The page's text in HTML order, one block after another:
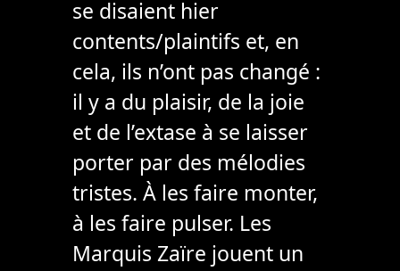
se disaient hier
contents/plaintifs et, en
cela, ils n’ont pas changé :
il y a du plaisir, de la joie
et de l’extase à se laisser
porter par des mélodies
tristes. À les faire monter,
à les faire pulser. Les
Marquis Zaïre jouent un